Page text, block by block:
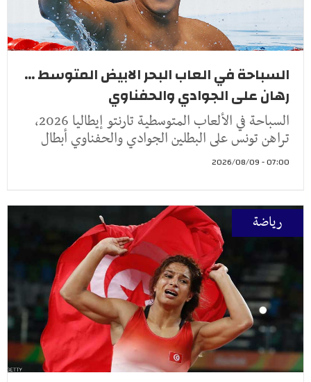
السباحة في العاب البحر الابيض المتوسط ...
رهان على الجوادي والحفناوي
السباحة في الألعاب المتوسطية تارنتو إيطاليا 2026،
تراهن تونس على البطلين الجوادي والحفناوي أبطال
07:00 - 2026/08/09
رياضة